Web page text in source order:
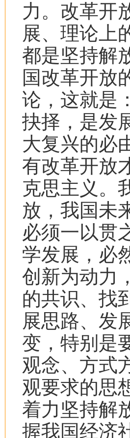
力。改革开
展、理论上
都是坚持解
国改革开放
论，这就是
抉择，是发
大复兴的必
有改革开放
克思主义。
放，我国未
必须一以贯
学发展，必
创新为动力
的共识、找
展思路、发
变，特别是
观念、方式
观要求的思
着力坚持解
握我国经济